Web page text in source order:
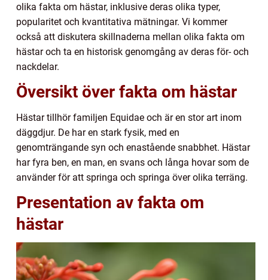
olika fakta om hästar, inklusive deras olika typer,
popularitet och kvantitativa mätningar. Vi kommer
också att diskutera skillnaderna mellan olika fakta om
hästar och ta en historisk genomgång av deras för- och
nackdelar.
Översikt över fakta om hästar
Hästar tillhör familjen Equidae och är en stor art inom
däggdjur. De har en stark fysik, med en
genomträngande syn och enastående snabbhet. Hästar
har fyra ben, en man, en svans och långa hovar som de
använder för att springa och springa över olika terräng.
Presentation av fakta om
hästar